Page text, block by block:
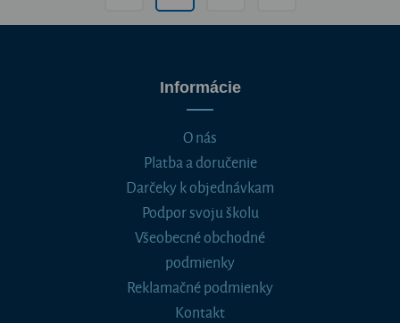
Informácie
O nás
Platba a doručenie
Darčeky k objednávkam
Podpor svoju školu
Všeobecné obchodné
podmienky
Reklamačné podmienky
Kontakt